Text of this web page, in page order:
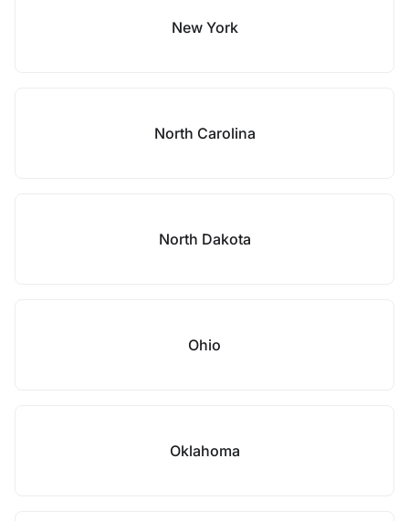
New York
North Carolina
North Dakota
Ohio
Oklahoma